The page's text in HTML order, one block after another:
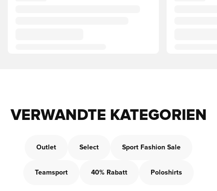
VERWANDTE KATEGORIEN
Outlet Select Sport Fashion Sale
Teamsport 40% Rabatt Poloshirts